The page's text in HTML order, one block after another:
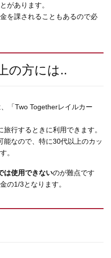
があります。
を課されることもあるので必
の方には..
「Two Togetherレイルカー
行するときに利用できます。
なので、特に30代以上のカッ
。
は使用できないのが難点です
の1/3となります。